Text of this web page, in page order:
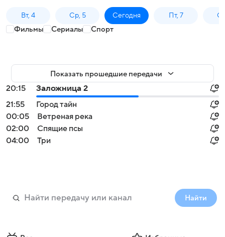
Вт, 4 Ср, 5 Сегодня Пт, 7
Фильмы Сериалы Спорт
Показать прошедшие передачи
20:15
Заложница 2
21:55
Город тайн
00:05
Ветреная река
02:00
Спящие псы
04:00
Три
Найти